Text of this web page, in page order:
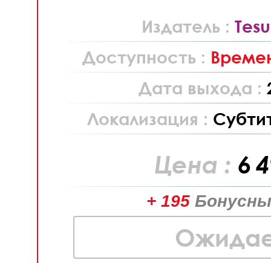
Издатель :
Доступность :
Дата выхода :
Локализация :
Цена : 6
+ 195